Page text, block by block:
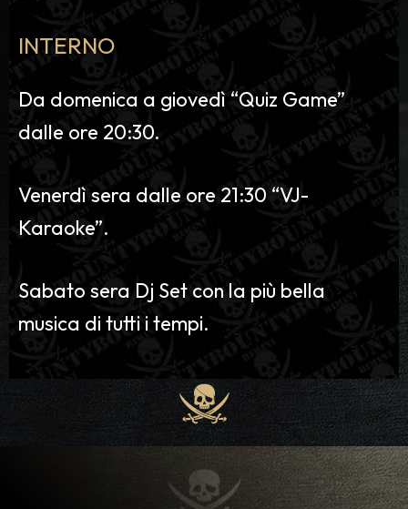
INTERNO
Da domenica a giovedì “Quiz Game”
dalle ore 20:30.
Venerdì sera dalle ore 21:30 “VJ-
Karaoke”.
Sabato sera Dj Set con la più bella
musica di tutti i tempi.